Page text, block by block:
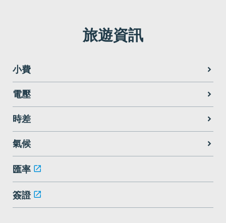
旅遊資訊
小費
電壓
時差
氣候
匯率
簽證